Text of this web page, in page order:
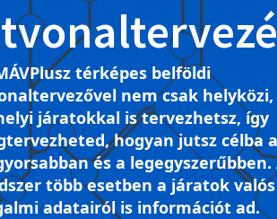
térképes belföldi
nem csak helyközi,
járatokkal is tervezhetsz, így
hogyan jutsz célba a
és a legegyszerűbben.
több esetben a járatok valós
adatairól is információt ad.